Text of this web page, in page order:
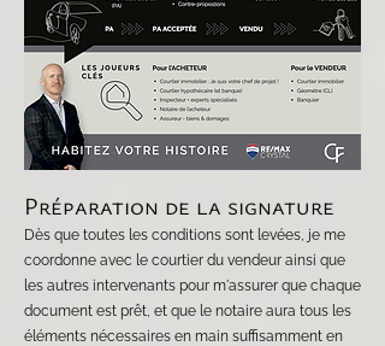
Préparation de la signature
Dès que toutes les conditions sont levées, je me
coordonne avec le courtier du vendeur ainsi que
les autres intervenants pour m'assurer que chaque
document est prêt, et que le notaire aura tous les
éléments nécessaires en main suffisamment en